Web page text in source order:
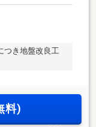
つき地盤改良工
料)